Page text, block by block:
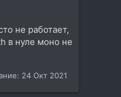
не работает,
в нуле моно не
24 Окт 2021